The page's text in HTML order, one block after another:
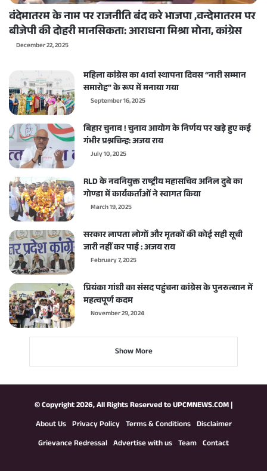
वंदेमातरम के नाम पर राजनीति बंद करे भाजपा ,वन्देमातरम पर
बीजेपी की दोहरी मानसिकता: आराधना मिश्रा मोना, कांग्रेस
December 22, 2025
महिला कांग्रेस का 41वां स्थापना दिवस “नारी सम्मान
समारोह” के रूप में मनाया गया
September 16, 2025
बिहार चुनाव ! चुनाव आयोग के निर्णय पर खड़े हुए कई
गंभीर प्रश्नचिन्ह: अजय राय
July 10, 2025
RLD के नवनियुक्त राष्ट्रीय महासचिव अनिल दुबे का
गोण्डा में कार्यकर्ताओं ने स्वागत किया
March 19, 2025
सरकार लापता लोगों और मृतकों की कोई सही सूची
जारी नहीं कर पाई : अजय राय
February 7, 2025
प्रियंका गांधी का संसद पहुंचना कांग्रेस के पुनरुत्थान में
महत्वपूर्ण कदम
November 29, 2024
Show More
© Copyright 2026, All Rights Reserved toUPCMNEWS.COM|
About Us Privacy Policy Terms & Conditions Disclaimer
Grievance Redressal Advertise with us Team Contact